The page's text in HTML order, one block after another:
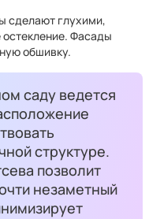
сделают глухими,
Фасады
обшивку.
саду ведется
структуре.
позволит
незаметный